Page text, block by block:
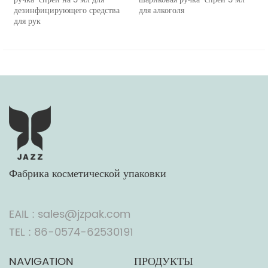
средства
рук
для алкоголя
Фабрика косметической упаковки
EAIL : sales@jzpak.com
TEL : 86-0574-62530191
NAVIGATION
ПРОДУКТЫ